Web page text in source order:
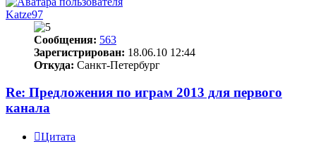
Katze97
Сообщения: 563
Зарегистрирован: 18.06.10 12:44
Откуда: Санкт-Петербург
Re: Предложения по играм 2013 для первого
канала
Цитата